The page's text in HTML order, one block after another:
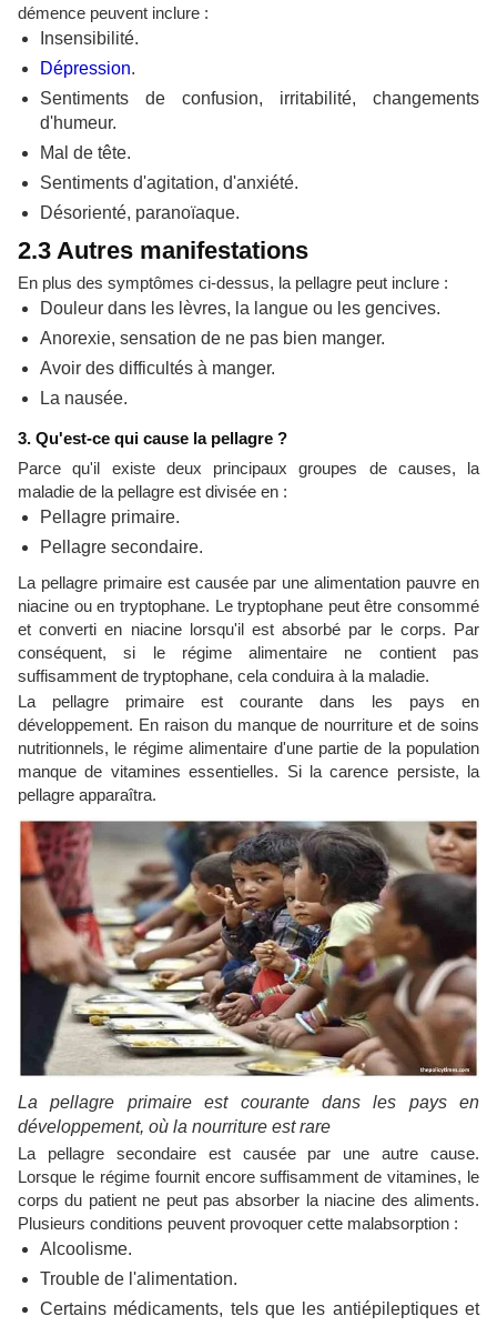
démence peuvent inclure :
Insensibilité.
Dépression.
Sentiments de confusion, irritabilité, changements
d'humeur.
Mal de tête.
Sentiments d'agitation, d'anxiété.
Désorienté, paranoïaque.
2.3 Autres manifestations
En plus des symptômes ci-dessus, la pellagre peut inclure :
Douleur dans les lèvres, la langue ou les gencives.
Anorexie, sensation de ne pas bien manger.
Avoir des difficultés à manger.
La nausée.
3. Qu'est-ce qui cause la pellagre ?
Parce qu'il existe deux principaux groupes de causes, la
maladie de la pellagre est divisée en :
Pellagre primaire.
Pellagre secondaire.
La pellagre primaire est causée par une alimentation pauvre en
niacine ou en tryptophane. Le tryptophane peut être consommé
et converti en niacine lorsqu'il est absorbé par le corps. Par
conséquent, si le régime alimentaire ne contient pas
suffisamment de tryptophane, cela conduira à la maladie.
La pellagre primaire est courante dans les pays en
développement. En raison du manque de nourriture et de soins
nutritionnels, le régime alimentaire d'une partie de la population
manque de vitamines essentielles. Si la carence persiste, la
pellagre apparaîtra.
La pellagre primaire est courante dans les pays en
développement, où la nourriture est rare
La pellagre secondaire est causée par une autre cause.
Lorsque le régime fournit encore suffisamment de vitamines, le
corps du patient ne peut pas absorber la niacine des aliments.
Plusieurs conditions peuvent provoquer cette malabsorption :
Alcoolisme.
Trouble de l'alimentation.
Certains médicaments, tels que les antiépileptiques et